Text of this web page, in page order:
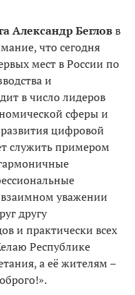
Александр Бегловв
что сегодня
мест в России по
и
в число лидеров
сферы и
цифровой
служить примером
взаимном уважении
другу
и практически всех
Республике
а её жителям –